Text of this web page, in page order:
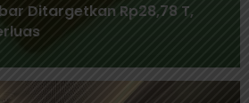
Ditargetkan Rp28,78 T,